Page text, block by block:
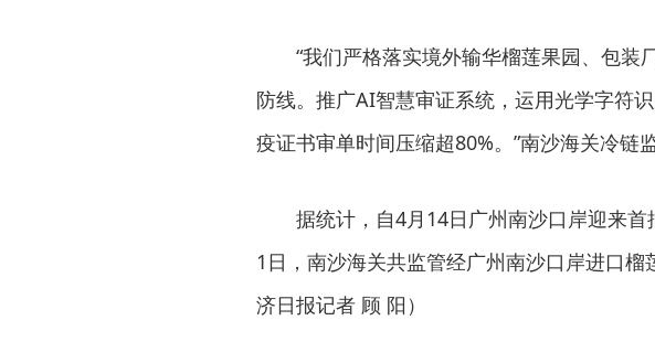
“我们严格落实境外输华榴莲果园、包装
防线。推广AI智慧审证系统，运用光学字符
疫证书审单时间压缩超80%。”南沙海关冷链
据统计，自4月14日广州南沙口岸迎来首
1日，南沙海关共监管经广州南沙口岸进口
济日报记者 顾 阳）